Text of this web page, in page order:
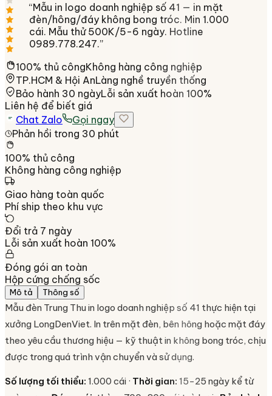
“Mẫu in logo doanh nghiệp số 41 — in mặt
đèn/hông/đáy không bong tróc. Min 1.000
cái. Mẫu thử 500K/5-6 ngày. Hotline
0989.778.247.”
100% thủ côngKhông hàng công nghiệp
TP.HCM & Hội AnLàng nghề truyền thống
Bảo hành 30 ngàyLỗi sản xuất hoàn 100%
Liên hệ để biết giá
Chat Zalo
Gọi ngay
Phản hồi trong 30 phút
100% thủ công
Không hàng công nghiệp
Giao hàng toàn quốc
Phí ship theo khu vực
Đổi trả 7 ngày
Lỗi sản xuất hoàn 100%
Đóng gói an toàn
Hộp cứng chống sốc
Mô tả Thông số
Mẫu đèn Trung Thu in logo doanh nghiệp số 41 thực hiện tại
xưởng LongDenViet. In trên mặt đèn, bên hông hoặc mặt đáy
theo yêu cầu thương hiệu — kỹ thuật in không bong tróc, chịu
được trong quá trình vận chuyển và sử dụng.
Số lượng tối thiểu: 1.000 cái · Thời gian: 15-25 ngày kể từ